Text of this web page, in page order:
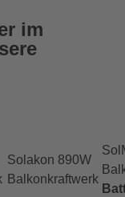
im
Solakon 890W
Balkonkraftwerk